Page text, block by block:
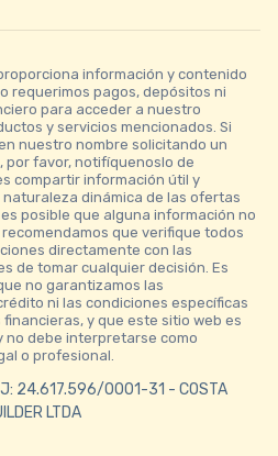
información y contenido
requerimos pagos, depósitos ni
para acceder a nuestro
y servicios mencionados. Si
nuestro nombre solicitando un
por favor, notifíquenoslo de
compartir información útil y
dinámica de las ofertas
posible que alguna información no
que verifique todos
directamente con las
de tomar cualquier decisión. Es
no garantizamos las
ni las condiciones específicas
y que este sitio web es
no debe interpretarse como
o profesional.
24.617.596/0001-31 - COSTA
LTDA